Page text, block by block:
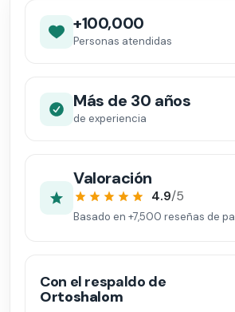
+100,000
Personas atendidas
Más de 30 años
de experiencia
Valoración
4.9/5
Basado en +7,500 reseñas de
Con el respaldo de
Ortoshalom